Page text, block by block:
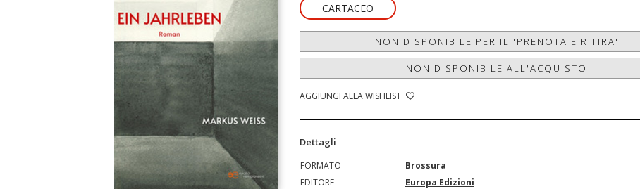
CARTACEO
NON DISPONIBILE PER IL 'PRENOTA E RITIRA'
NON DISPONIBILE ALL'ACQUISTO
AGGIUNGI ALLA WISHLIST
Dettagli
FORMATO
Brossura
EDITORE
Europa Edizioni